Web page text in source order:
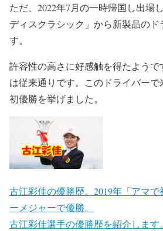
ただ、2022年7月の一時帰国し出場
ディスクラシック」から新製品のド
す。
許容性の高さに好感触を得たよう
は従来通りです。このドライバーで
初優勝を挙げました。
古江彩佳の優勝歴。2019年「アマで
ーメジャーで優勝。
古江彩佳選手の優勝歴を紹介します